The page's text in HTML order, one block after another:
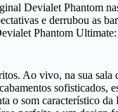
Devialet Phantom
e derrubou as
Phantom
Ao vivo, na sua sala
sofisticados,
o som característico